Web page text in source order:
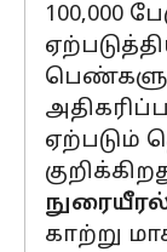
100,000
ஏற்படும்
காற்று